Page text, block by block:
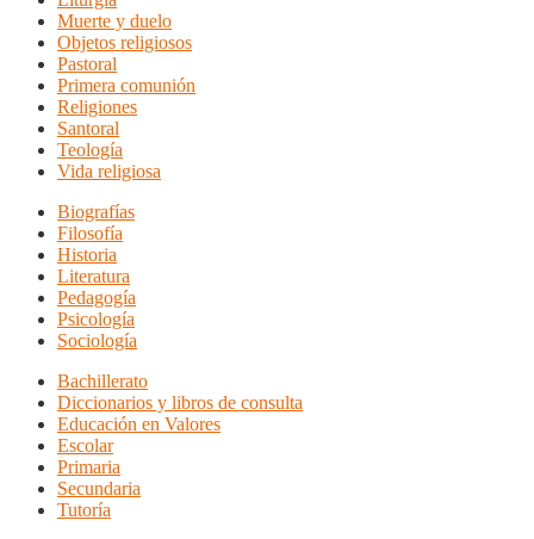
Muerte y duelo
Objetos religiosos
Pastoral
Primera comunión
Religiones
Santoral
Teología
Vida religiosa
Biografías
Filosofía
Historia
Literatura
Pedagogía
Psicología
Sociología
Bachillerato
Diccionarios y libros de consulta
Educación en Valores
Escolar
Primaria
Secundaria
Tutoría